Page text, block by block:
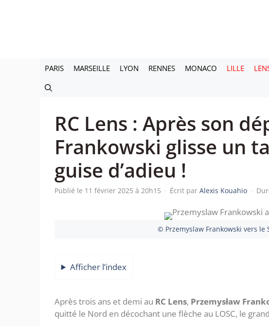
PARIS MARSEILLE LYON RENNES MONACO LILLE
RC Lens : Après son
Frankowski glisse un
guise d’adieu !
Publié le 11 février 2025 à 20h15 · Écrit parAlexis Kouahio ·
© Przemyslaw Frankowski vers le
Afficher l’index
Après trois ans et demi au RC Lens, Przemysław
quitté le Nord en décochant une flèche au LOSC, le